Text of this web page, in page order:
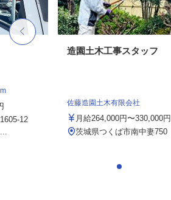
12
造園土木工事スタッフ
佐藤造園土木有限会社
月給264,000円〜330,000円
茨城県つくば市南中妻750